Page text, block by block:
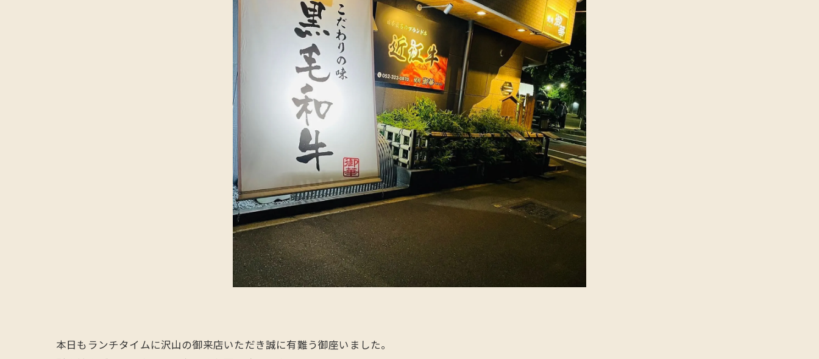
本日もランチタイムに沢山の御来店いただき誠に有難う御座いました。